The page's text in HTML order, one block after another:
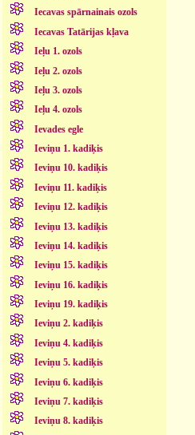
Iecavas spārnainais ozols
Iecavas Tatārijas kļava
Ieļu 1. ozols
Ieļu 2. ozols
Ieļu 3. ozols
Ieļu 4. ozols
Ievades egle
Ieviņu 1. kadiķis
Ieviņu 10. kadiķis
Ieviņu 11. kadiķis
Ieviņu 12. kadiķis
Ieviņu 13. kadiķis
Ieviņu 14. kadiķis
Ieviņu 15. kadiķis
Ieviņu 16. kadiķis
Ieviņu 19. kadiķis
Ieviņu 2. kadiķis
Ieviņu 4. kadiķis
Ieviņu 5. kadiķis
Ieviņu 6. kadiķis
Ieviņu 7. kadiķis
Ieviņu 8. kadiķis